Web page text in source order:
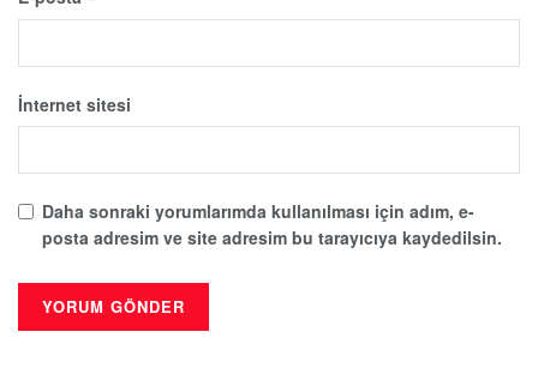
İnternet sitesi
Daha sonraki yorumlarımda kullanılması için adım, e-
posta adresim ve site adresim bu tarayıcıya kaydedilsin.